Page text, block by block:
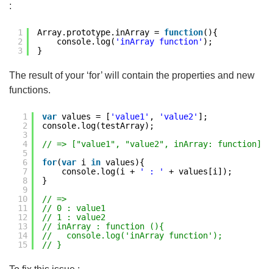
:
1
2
3
Array.prototype.inArray = function(){
console.log( 'inArray function' );
}
The result of your ‘for’ will contain the properties and new
functions.
1
2
3
4
5
6
7
8
9
10
11
12
13
14
15
var values = [ 'value1' , 'value2' ];
console.log(testArray);
// => ["value1", "value2", inArray: function]
for(var i in values){
console.log(i +
' : '
+ values[i]);
}
// =>
// 0 : value1
// 1 : value2
// inArray : function (){
//   console.log('inArray function');
// }